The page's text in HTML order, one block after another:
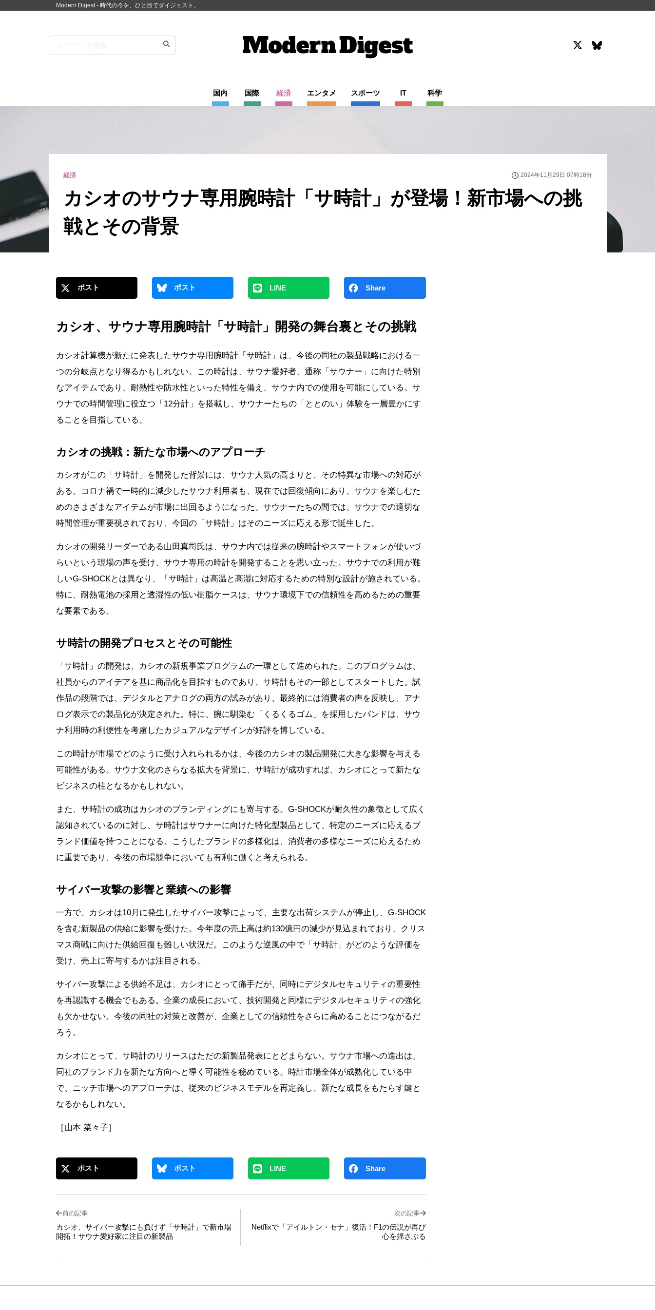
Modern Digest - 時代の今を、ひと目でダイジェスト。
国内 国際 経済 エンタメ スポーツ IT 科学
経済 2024年11月29日 07時18分
カシオのサウナ専用腕時計「サ時計」が登場！新市場への挑
戦とその背景
ポスト ポスト LINE Share
カシオ、サウナ専用腕時計「サ時計」開発の舞台裏とその挑戦
カシオ計算機が新たに発表したサウナ専用腕時計「サ時計」は、今後の同社の製品戦略における一
つの分岐点となり得るかもしれない。この時計は、サウナ愛好者、通称「サウナー」に向けた特別
なアイテムであり、耐熱性や防水性といった特性を備え、サウナ内での使用を可能にしている。サ
ウナでの時間管理に役立つ「12分計」を搭載し、サウナーたちの「ととのい」体験を一層豊かにす
ることを目指している。
カシオの挑戦：新たな市場へのアプローチ
カシオがこの「サ時計」を開発した背景には、サウナ人気の高まりと、その特異な市場への対応が
ある。コロナ禍で一時的に減少したサウナ利用者も、現在では回復傾向にあり、サウナを楽しむた
めのさまざまなアイテムが市場に出回るようになった。サウナーたちの間では、サウナでの適切な
時間管理が重要視されており、今回の「サ時計」はそのニーズに応える形で誕生した。
カシオの開発リーダーである山田真司氏は、サウナ内では従来の腕時計やスマートフォンが使いづ
らいという現場の声を受け、サウナ専用の時計を開発することを思い立った。サウナでの利用が難
しいG-SHOCKとは異なり、「サ時計」は高温と高湿に対応するための特別な設計が施されている。
特に、耐熱電池の採用と透湿性の低い樹脂ケースは、サウナ環境下での信頼性を高めるための重要
な要素である。
サ時計の開発プロセスとその可能性
「サ時計」の開発は、カシオの新規事業プログラムの一環として進められた。このプログラムは、
社員からのアイデアを基に商品化を目指すものであり、サ時計もその一部としてスタートした。試
作品の段階では、デジタルとアナログの両方の試みがあり、最終的には消費者の声を反映し、アナ
ログ表示での製品化が決定された。特に、腕に馴染む「くるくるゴム」を採用したバンドは、サウ
ナ利用時の利便性を考慮したカジュアルなデザインが好評を博している。
この時計が市場でどのように受け入れられるかは、今後のカシオの製品開発に大きな影響を与える
可能性がある。サウナ文化のさらなる拡大を背景に、サ時計が成功すれば、カシオにとって新たな
ビジネスの柱となるかもしれない。
また、サ時計の成功はカシオのブランディングにも寄与する。G-SHOCKが耐久性の象徴として広く
認知されているのに対し、サ時計はサウナーに向けた特化型製品として、特定のニーズに応えるブ
ランド価値を持つことになる。こうしたブランドの多様化は、消費者の多様なニーズに応えるため
に重要であり、今後の市場競争においても有利に働くと考えられる。
サイバー攻撃の影響と業績への影響
一方で、カシオは10月に発生したサイバー攻撃によって、主要な出荷システムが停止し、G-SHOCK
を含む新製品の供給に影響を受けた。今年度の売上高は約130億円の減少が見込まれており、クリス
マス商戦に向けた供給回復も難しい状況だ。このような逆風の中で「サ時計」がどのような評価を
受け、売上に寄与するかは注目される。
サイバー攻撃による供給不足は、カシオにとって痛手だが、同時にデジタルセキュリティの重要性
を再認識する機会でもある。企業の成長において、技術開発と同様にデジタルセキュリティの強化
も欠かせない。今後の同社の対策と改善が、企業としての信頼性をさらに高めることにつながるだ
ろう。
カシオにとって、サ時計のリリースはただの新製品発表にとどまらない。サウナ市場への進出は、
同社のブランド力を新たな方向へと導く可能性を秘めている。時計市場全体が成熟化している中
で、ニッチ市場へのアプローチは、従来のビジネスモデルを再定義し、新たな成長をもたらす鍵と
なるかもしれない。
［山本 菜々子］
ポスト ポスト LINE Share
前の記事
カシオ、サイバー攻撃にも負けず「サ時計」で新市場
開拓！サウナ愛好家に注目の新製品
次の記事
Netflixで「アイルトン・セナ」復活！F1の伝説が再び
心を揺さぶる